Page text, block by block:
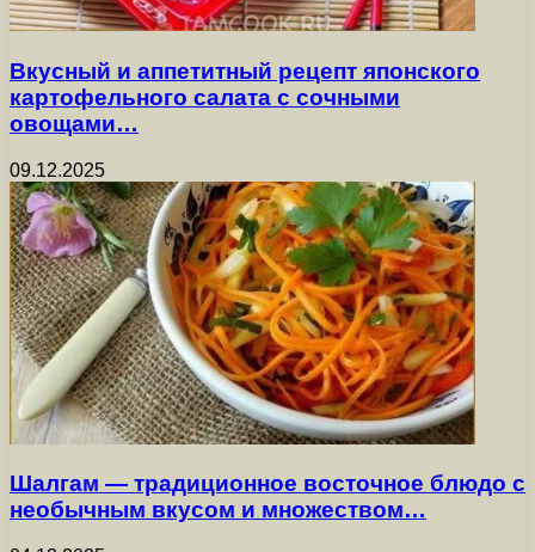
Вкусный и аппетитный рецепт японского
картофельного салата с сочными
овощами…
09.12.2025
Шалгам — традиционное восточное блюдо с
необычным вкусом и множеством…